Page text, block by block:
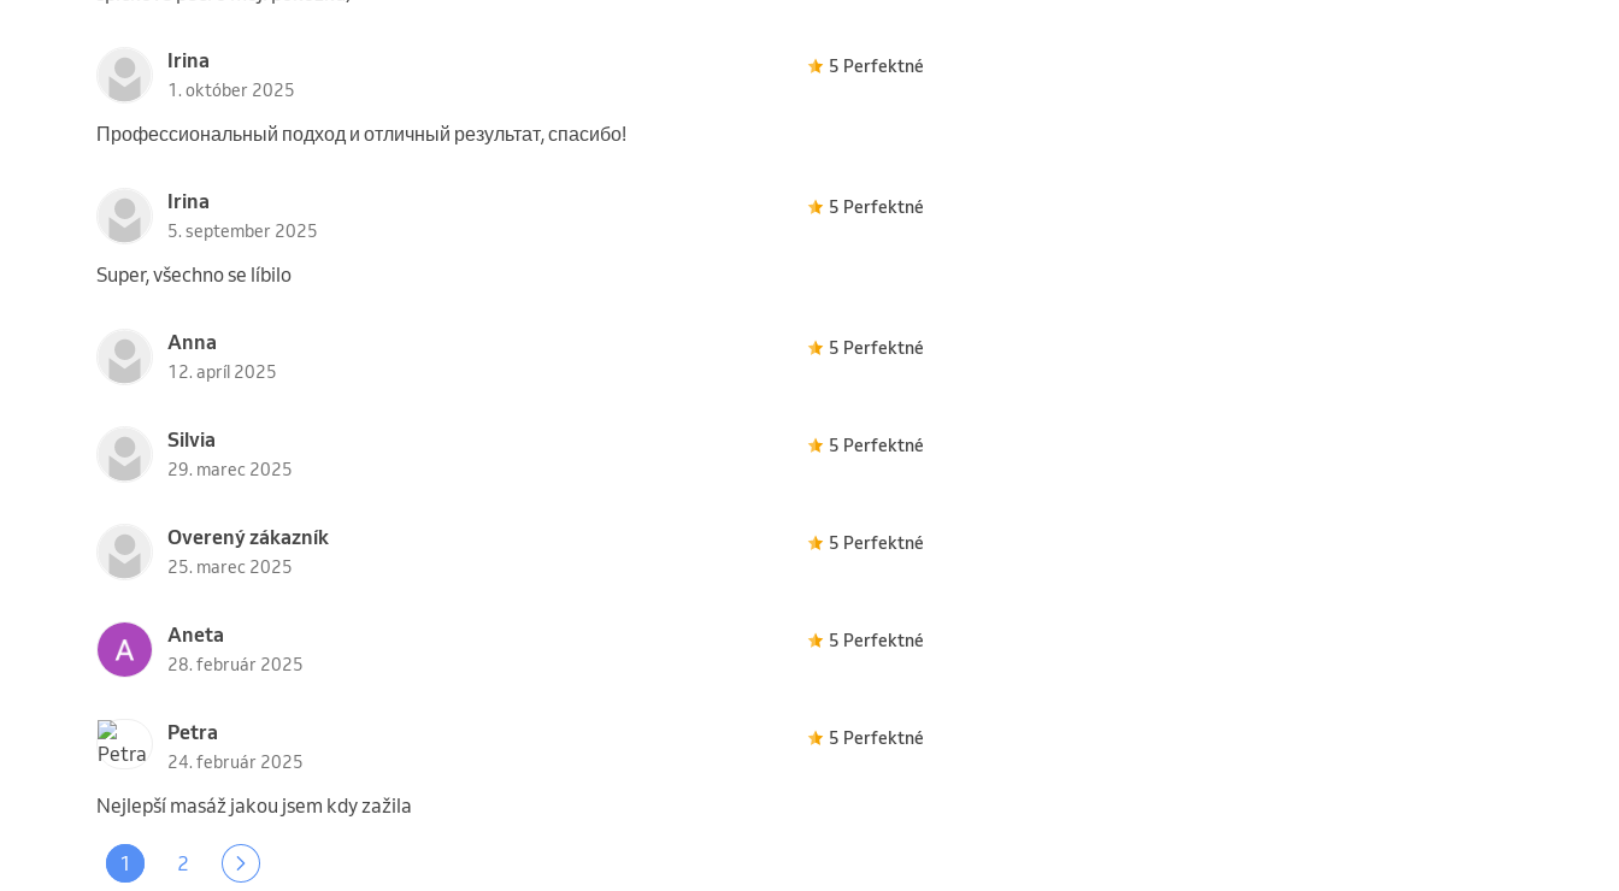
Irina
1. október 2025
5 Perfektné
Профессиональный подход и отличный результат, спасибо!
Irina
5. september 2025
5 Perfektné
Super, všechno se líbilo
Anna
12. apríl 2025
5 Perfektné
Silvia
29. marec 2025
5 Perfektné
Overený zákazník
25. marec 2025
5 Perfektné
Aneta
28. február 2025
5 Perfektné
Petra
24. február 2025
5 Perfektné
Nejlepší masáž jakou jsem kdy zažila
1 2